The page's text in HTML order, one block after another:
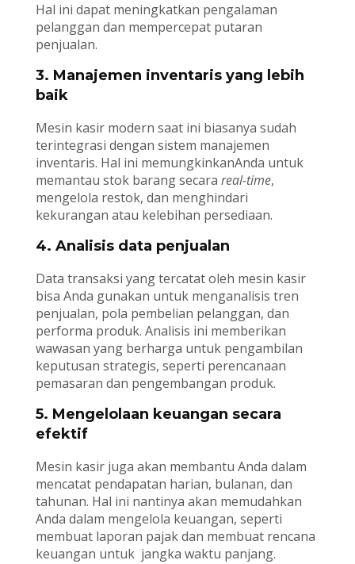
Hal ini dapat meningkatkan pengalaman
pelanggan dan mempercepat putaran
penjualan.
3. Manajemen inventaris yang lebih
baik
Mesin kasir modern saat ini biasanya sudah
terintegrasi dengan sistem manajemen
inventaris. Hal ini memungkinkanAnda untuk
memantau stok barang secara real-time,
mengelola restok, dan menghindari
kekurangan atau kelebihan persediaan.
4. Analisis data penjualan
Data transaksi yang tercatat oleh mesin kasir
bisa Anda gunakan untuk menganalisis tren
penjualan, pola pembelian pelanggan, dan
performa produk. Analisis ini memberikan
wawasan yang berharga untuk pengambilan
keputusan strategis, seperti perencanaan
pemasaran dan pengembangan produk.
5. Mengelolaan keuangan secara
efektif
Mesin kasir juga akan membantu Anda dalam
mencatat pendapatan harian, bulanan, dan
tahunan. Hal ini nantinya akan memudahkan
Anda dalam mengelola keuangan, seperti
membuat laporan pajak dan membuat rencana
keuangan untuk jangka waktu panjang.